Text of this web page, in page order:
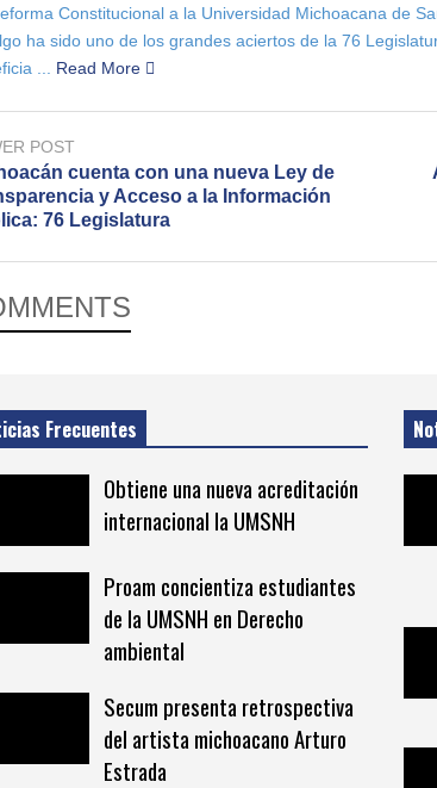
Constitucional a la Universidad Michoacana de
ha sido uno de los grandes aciertos de la 76
...
Read More
POST
cuenta con una nueva Ley de
y Acceso a la Información
76 Legislatura
Frecuentes
Obtiene una nueva acreditación
internacional la UMSNH
Proam concientiza estudiantes
de la UMSNH en Derecho
ambiental
Secum presenta retrospectiva
del artista michoacano Arturo
Estrada